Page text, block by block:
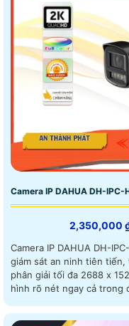
Camera IP DAHUA DH-
2,350,000
Camera IP DAHUA DH-
giám sát an ninh tiên tiến,
phân giải tối đa 2688 x 1520. Sản phẩm nổi bật với khả
hình rõ nét ngay cả trong